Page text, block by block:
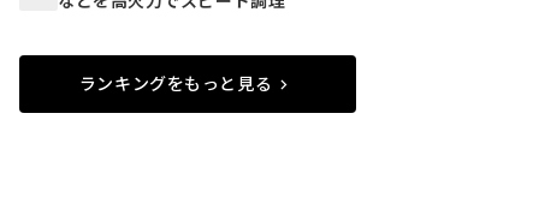
ランキングをもっと見る